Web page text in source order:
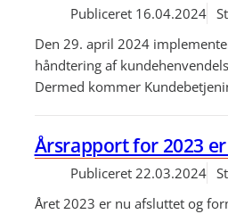
Publiceret 16.04.2024
Den 29. april 2024
håndtering af
Dermed kommer
Årsrapport for 2023
Publiceret 22.03.2024
Året 2023 er nu afsluttet og